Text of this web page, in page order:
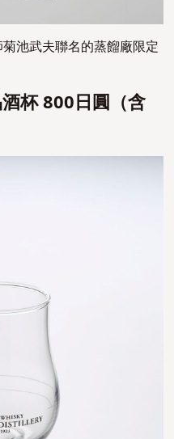
池武夫聯名的蒸餾廠限定
杯 800日圓（含